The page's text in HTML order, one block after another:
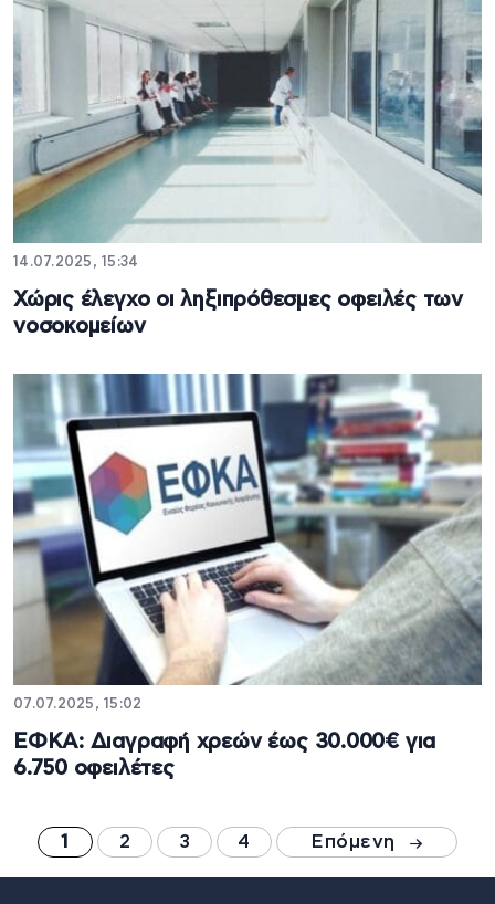
14.07.2025, 15:34
Χώρις έλεγχο οι ληξιπρόθεσμες οφειλές των
νοσοκομείων
07.07.2025, 15:02
ΕΦΚΑ: Διαγραφή χρεών έως 30.000€ για
6.750 οφειλέτες
1 2 3 4 Επόμενη